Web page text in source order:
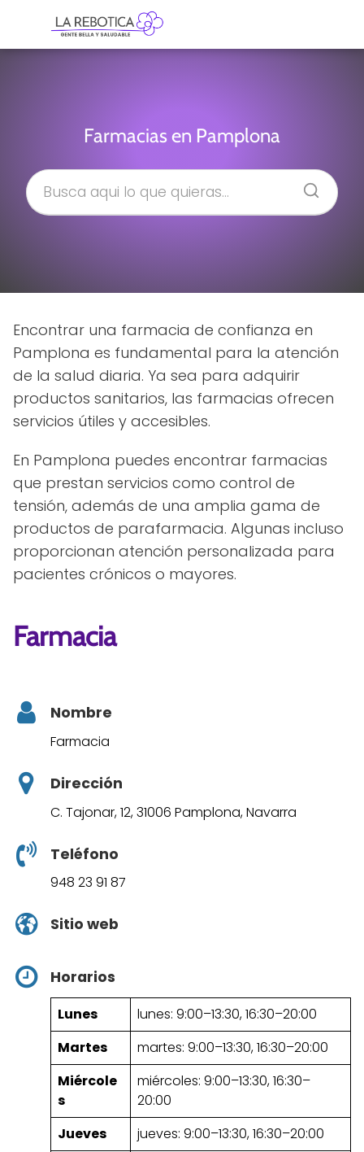
Farmacias en Pamplona
Encontrar una farmacia de confianza en
Pamplona es fundamental para la atención
de la salud diaria. Ya sea para adquirir
productos sanitarios, las farmacias ofrecen
servicios útiles y accesibles.
En Pamplona puedes encontrar farmacias
que prestan servicios como control de
tensión, además de una amplia gama de
productos de parafarmacia. Algunas incluso
proporcionan atención personalizada para
pacientes crónicos o mayores.
Farmacia
Nombre
Farmacia
Dirección
C. Tajonar, 12, 31006 Pamplona, Navarra
Teléfono
948 23 91 87
Sitio web
Horarios
Lunes
lunes: 9:00–13:30, 16:30–20:00
Martes
martes: 9:00–13:30, 16:30–20:00
Miércole
s
miércoles: 9:00–13:30, 16:30–
20:00
Jueves
jueves: 9:00–13:30, 16:30–20:00